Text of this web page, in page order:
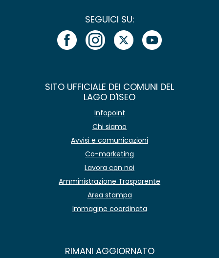
SEGUICI SU:
SITO UFFICIALE DEI COMUNI DEL
LAGO D'ISEO
Infopoint
Chi siamo
Avvisi e comunicazioni
Co-marketing
Lavora con noi
Amministrazione Trasparente
Area stampa
Immagine coordinata
RIMANI AGGIORNATO